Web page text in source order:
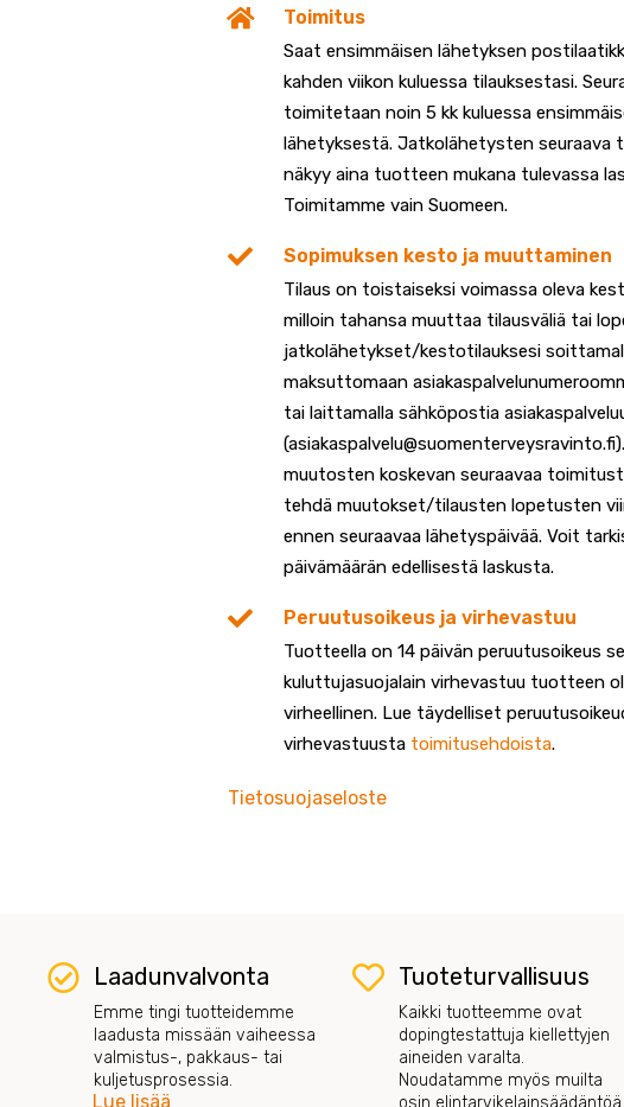
Toimitus
Saat ensimmäisen lähetyksen
kahden viikon kuluessa tilauksestasi.
toimitetaan noin 5 kk kuluessa
lähetyksestä. Jatkolähetysten seuraava
näkyy aina tuotteen mukana tulevassa
Toimitamme vain Suomeen.
Sopimuksen kesto ja muuttaminen
Tilaus on toistaiseksi voimassa oleva
milloin tahansa muuttaa tilausväliä tai
jatkolähetykset/kestotilauksesi
maksuttomaan
tai laittamalla sähköpostia
muutosten koskevan seuraavaa
tehdä muutokset/tilausten lopetusten
ennen seuraavaa lähetyspäivää. Voit
päivämäärän edellisestä laskusta.
Peruutusoikeus ja virhevastuu
Tuotteella on 14 päivän peruutusoikeus
kuluttujasuojalain virhevastuu tuotteen
virheellinen. Lue täydelliset
virhevastuusta toimitusehdoista.
Tietosuojaseloste
Laadunvalvonta
Emme tingi tuotteidemme
laadusta missään vaiheessa
valmistus-, pakkaus- tai
kuljetusprosessia.
Lue lisää
Tuoteturvallisuus
Kaikki tuotteemme ovat
dopingtestattuja kiellettyjen
aineiden varalta.
Noudatamme myös muilta
osin elintarvikelainsäädäntöä.